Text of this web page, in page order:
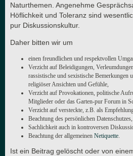
Naturthemen. Angenehme
Höflichkeit und Toleranz sind
pur Diskussionskultur.
Daher bitten wir um
einen freundlichen und respektvollen
Verzicht auf Beleidigungen,
rassistische und sexistische Bemerkungen
religiöser Ansichten und Gefühle,
Verzicht auf Provokationen, politische
Mitglieder oder das Garten-pur Forum in
Verzicht auf versteckte, z.B. als
Beachtung des persönlichen Datenschutzes,
Sachlichkeit auch in kontroversen
Beachtung der allgemeinen Netiquette.
Ist ein Beitrag gelöscht oder von